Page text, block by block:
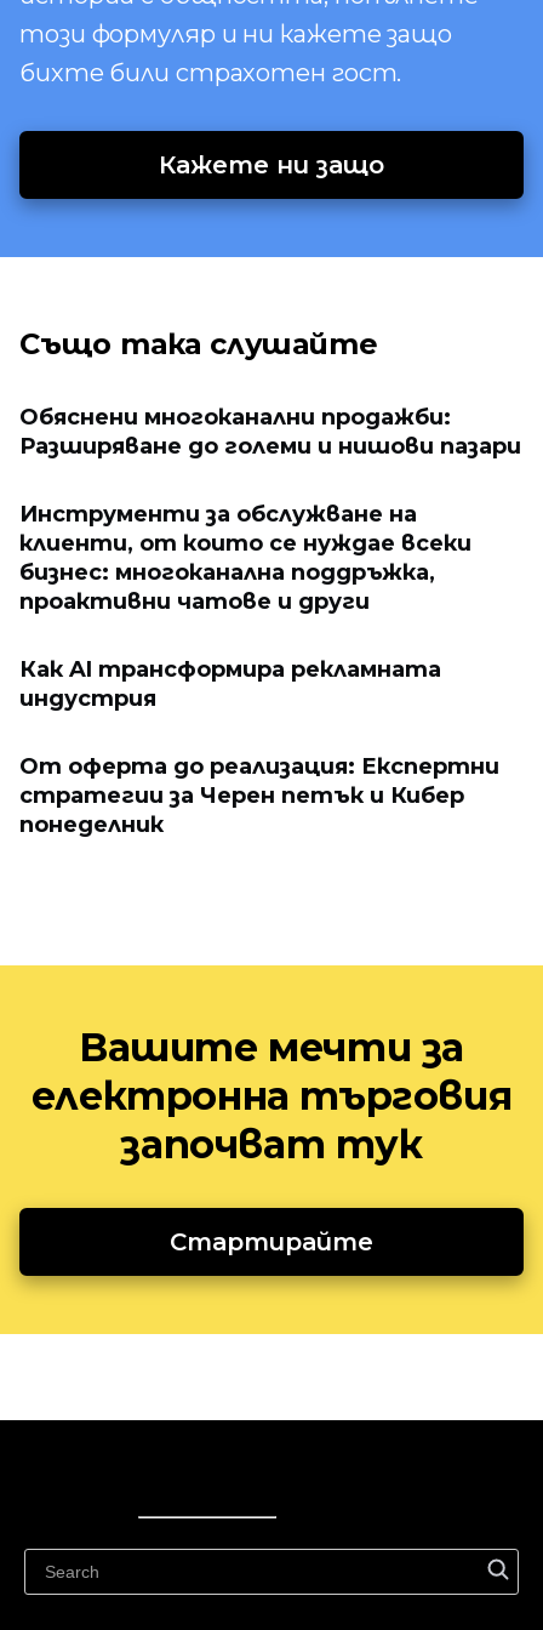
този формуляр и ни кажете защо
бихте били страхотен гост.
Кажете ни защо
Също така слушайте
Обяснени многоканални продажби:
Разширяване до големи и нишови пазари
Инструменти за обслужване на
клиенти, от които се нуждае всеки
бизнес: многоканална поддръжка,
проактивни чатове и други
Как AI трансформира рекламната
индустрия
От оферта до реализация: Експертни
стратегии за Черен петък и Кибер
понеделник
Вашите мечти за
електронна търговия
започват тук
Стартирайте